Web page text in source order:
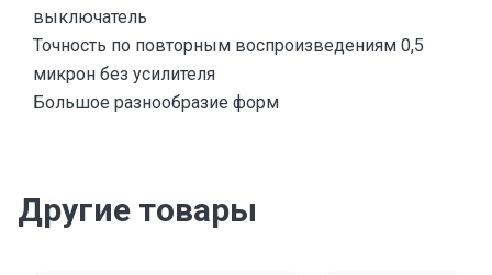
выключатель
Точность по повторным воспроизведениям 0,5
микрон без усилителя
Большое разнообразие форм
Другие товары